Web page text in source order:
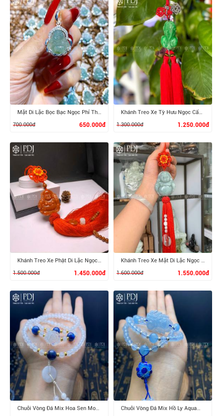
XEM CHI TIẾT XEM CHI TIẾT
XEM CHI TIẾT
Mặt Di Lặc Bọc Bạc Ngọc Phỉ Thúy
700.000đ
650.000đ
XEM CHI TIẾT
Khánh Treo Xe Tỳ Hưu Ngọc Cẩm Thạch
1.300.000đ
1.250.000đ
XEM CHI TIẾT
1.500.000đ
1.450.000đ
XEM CHI TIẾT
1.600.000đ
1.550.000đ
Chuỗi Vòng Đá Mix Hoa Sen Moonstone
Chuỗi Vòng Đá Mix Hồ Ly Aquamarine